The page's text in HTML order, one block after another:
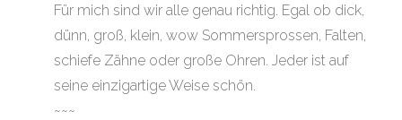
Für mich sind wir alle genau richtig. Egal ob dick,
dünn, groß, klein, wow Sommersprossen, Falten,
schiefe Zähne oder große Ohren. Jeder ist auf
seine einzigartige Weise schön.
~~~